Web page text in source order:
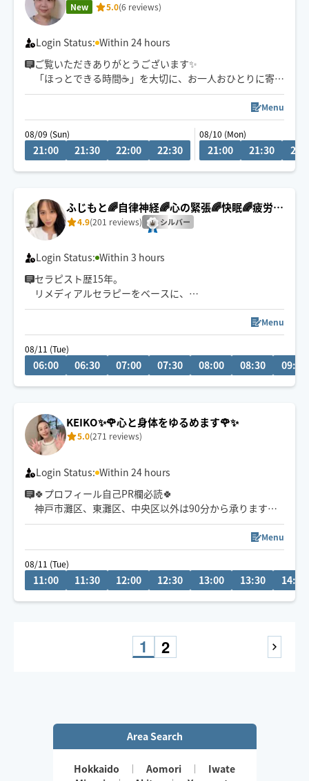
New 5.0(6 reviews)
Login Status: Within 24 hours
ご覧いただきありがとうございます✨
「ほっとできる時間☕️」を大切に、お一人おひとりに寄り
添った施術を心がけております。
気持ちよくリラックスしていただけるよう、誠心誠意対
応いたします。
肩こり、腰痛、足のだるさまで対応しますのでよろしく
お願いいたします✨
時間外でも調整できる限り対応いたしておりますので一
度ご連絡ください！
Menu
08/09 (Sun)
21:00 21:30 22:00 22:30
08/10 (Mon)
21:00 21:30
ふじもと🌈自律神経🌈心の緊張🌈快眠🌈疲労回
復4.9(201 reviews) シルバー
Login Status: Within 3 hours
セラピスト歴15年。
リメディアルセラピーをベースに、
身体の深部からゆるめながら
やさしくしっかり効く💪
ただ疲れを取るだけじゃなく、
「力を抜く感覚」を思い出す時間を。
本来のパフォーマンスに戻るお手伝いをしています。
🌟身体を見極めた施術を心掛け、
同業セラピストからもご指名頂いてます。
Menu
08/11 (Tue)
06:00 06:30 07:00 07:30 08:00 08:30 09:00
KEIKO✨🌹心と身体をゆるめます🌹✨
5.0(271 reviews)
Login Status: Within 24 hours
🍀プロフィール自己PR欄必読🍀
神戸市灘区、東灘区、中央区以外は90分から承ります🙏
深部まで心地良い✨筋肉をゆるめながらリンパを流すしっ
かり圧のスウェーデン式オイルがおすすめ💕オイルのみ1
8週以降の妊婦さん対応🉑（マタニティセラピスト資格有
り）
神戸市灘区から原付🛵💨or公共交通機関でお伺い致しま
Menu
08/11 (Tue)
11:00 11:30 12:00 12:30 13:00 13:30 14:00
1 2
Area Search
Hokkaido Aomori
Iwate